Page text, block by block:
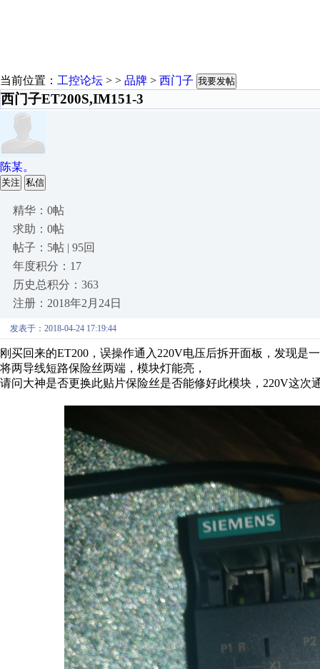
当前位置： 工控论坛 > > 品牌 > 西门子 我要发帖
西门子ET200S,IM151-3
陈某。
关注 私信
精华：0帖
求助：0帖
帖子：5帖 | 95回
年度积分：17
历史总积分：363
注册：2018年2月24日
发表于：2018-04-24 17:19:44
刚买回来的ET200，误操作通入220V电压后拆开面板，发现是
将两导线短路保险丝两端，模块灯能亮，
请问大神是否更换此贴片保险丝是否能修好此模块，220V这